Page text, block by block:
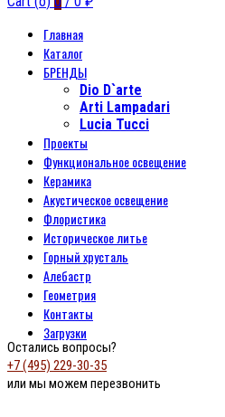
Главная
Каталог
БРЕНДЫ
Dio D`arte
Arti Lampadari
Lucia Tucci
Проекты
Функциональное освещение
Керамика
Акустическое освещение
Флористика
Историческое литье
Горный хрусталь
Алебастр
Геометрия
Контакты
Загрузки
Остались вопросы?
+7 (495) 229-30-35
или мы можем перезвонить